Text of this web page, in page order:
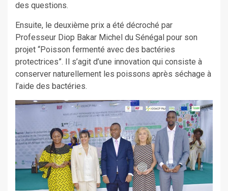
des questions.
Ensuite, le deuxième prix a été décroché par
Professeur Diop Bakar Michel du Sénégal pour son
projet “Poisson fermenté avec des bactéries
protectrices”. Il s’agit d’une innovation qui consiste à
conserver naturellement les poissons après séchage à
l’aide des bactéries.